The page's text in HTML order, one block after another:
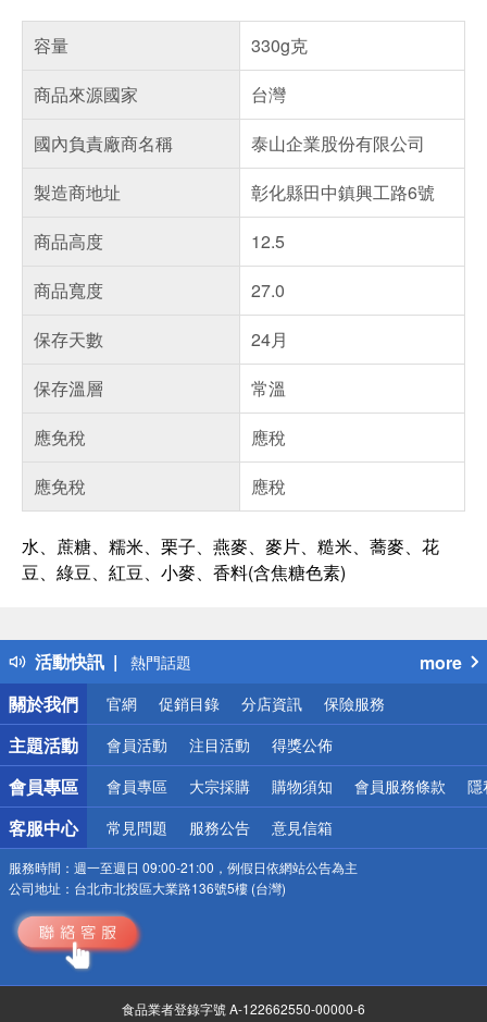
容量
330g克
商品來源國家
台灣
國內負責廠商名稱
泰山企業股份有限公司
製造商地址
彰化縣田中鎮興工路6號
商品高度
12.5
商品寬度
27.0
保存天數
24月
保存溫層
常溫
應免稅
應稅
應免稅
應稅
水、蔗糖、糯米、栗子、燕麥、麥片、糙米、蕎麥、花
豆、綠豆、紅豆、小麥、香料(含焦糖色素)
活動快訊
得獎公告
熱門話題
銀行優惠
偏遠地區配送
詐騙網頁！請小心！
more
關於我們
官網 促銷目錄 分店資訊 保險服務
主題活動 會員活動 注目活動 得獎公佈
會員專區 會員專區 大宗採購 購物須知 會員服務條款 隱
客服中心 常見問題 服務公告 意見信箱
服務時間： 週一至週日 09:00-21:00，例假日依網站公告為主
公司地址： 台北市北投區大業路136號5樓 (台灣)
食品業者登錄字號 A-122662550-00000-6